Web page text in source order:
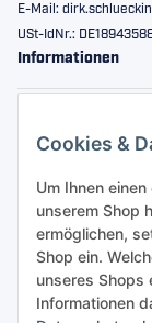
Cookies &
Um Ihnen
unserem Shop
ermöglichen,
Shop ein.
unseres
Informationen
E-Mail:
USt-IdNr.:
Informationen